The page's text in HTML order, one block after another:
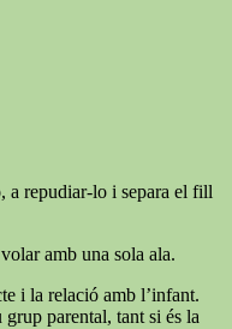
a repudiar-lo i separa el fill
amb una sola ala.
i la relació amb l’infant.
parental, tant si és la